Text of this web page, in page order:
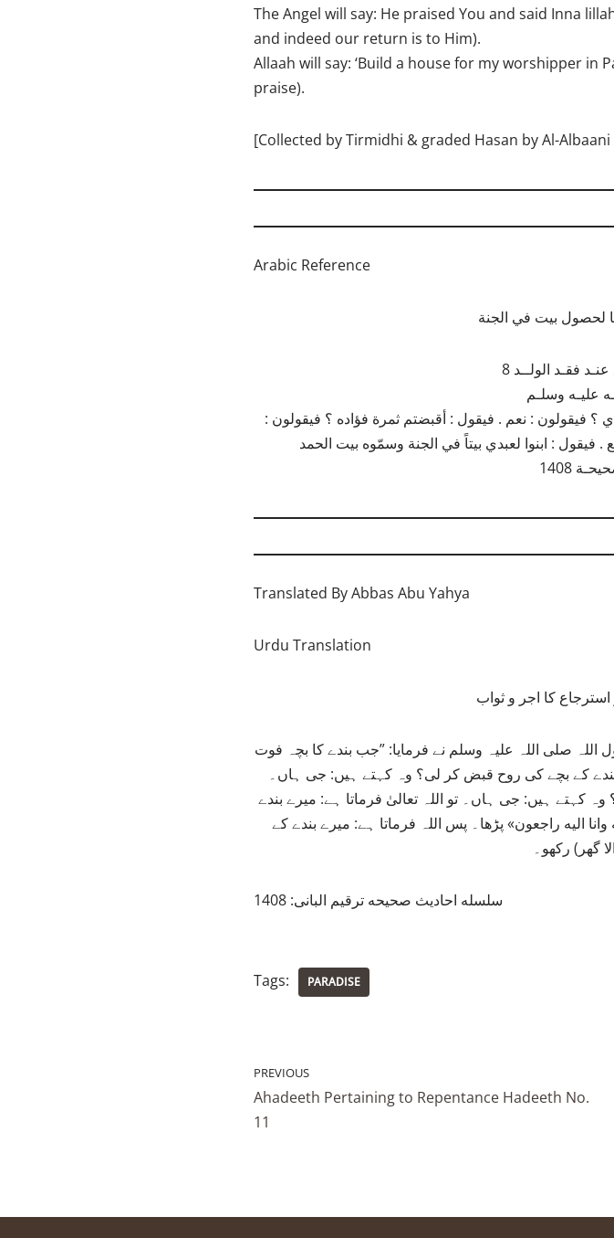
The Angel will say: He praised You and said Inna
and indeed our return is to Him).
Allaah will say: ‘Build a house for my worshipper in
praise).
[Collected by Tirmidhi & graded Hasan by Al-
Arabic Reference
لحصول بيت في الجنة
فقـد الولــد
؟ فيقولون : نعم . فيقول : أقبضتم ثمرة فؤاده ؟ فيقولون :
1408
Translated By Abbas Abu Yahya
Urdu Translation
کا اجر و ثواب
صلی اللہ علیہ وسلم نے فرمایا: ”جب بندے کا بچہ فوت
بندے کے بچے کی روح قبض کر لی؟ وہ کہتے ہیں: جی ہاں۔
وہ کہتے ہیں: جی ہاں۔ تو اللہ تعالیٰ فرماتا ہے: میرے بندے
اليه راجعون» پڑھا۔ پس اللہ فرماتا ہے: میرے بندے کے
سلسله احاديث صحيحه ترقیم البانی: 1408
Tags: PARADISE
PREVIOUS
Ahadeeth Pertaining to Repentance Hadeeth No.
11